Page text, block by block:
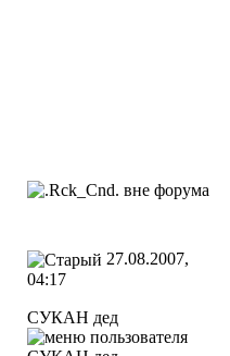
27.08.2007,
04:17
СУКАН дед